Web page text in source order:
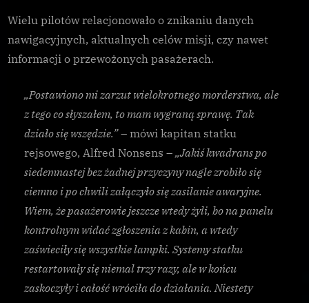
Wielu pilotów relacjonowało o znikaniu danych
nawigacyjnych, aktualnych celów misji, czy nawet
informacji o przewożonych pasażerach.
„Postawiono mi zarzut wielokrotnego morderstwa, ale
z tego co słyszałem, to mam wygraną sprawę. Tak
działo się wszędzie.”– mówi kapitan statku
rejsowego, Alfred Nonsens – „Jakiś kwadrans po
siedemnastej bez żadnej przyczyny nagle zrobiło się
ciemno i po chwili załączyło się zasilanie awaryjne.
Wiem, że pasażerowie jeszcze wtedy żyli, bo na panelu
kontrolnym widać zgłoszenia z kabin, a wtedy
zaświeciły się wszystkie lampki. Systemy statku
restartowały się niemal trzy razy, ale w końcu
zaskoczyły i całość wróciła do działania. Niestety